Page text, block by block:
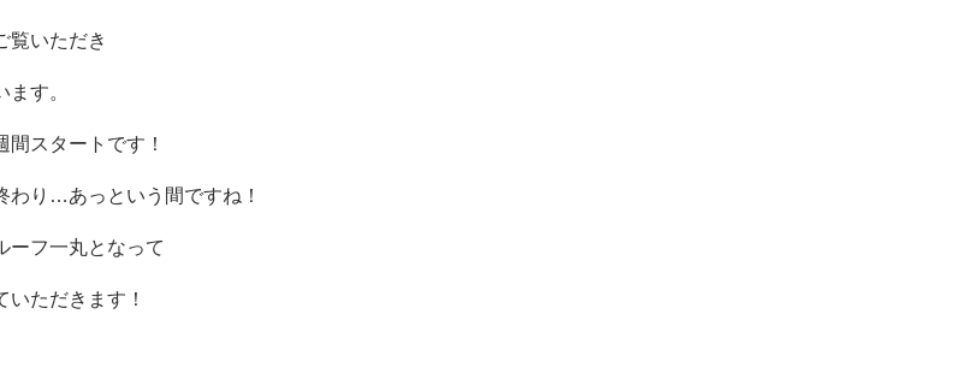
覧いただき
す。
スタートです！
わり…あっという間ですね！
ーフ一丸となって
いただきます！